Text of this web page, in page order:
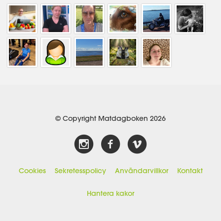
© Copyright Matdagboken 2026
Cookies Sekretesspolicy Användarvillkor Kontakt
Hantera kakor